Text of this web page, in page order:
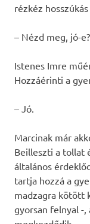
rézkéz
– Nézd meg, jó-
Istenes Imre
Hozzáérinti a
– Jó.
Marcinak már
Beilleszti a tollat
általános
tartja hozzá a
madzagra kötött
gyorsan felnyal -,